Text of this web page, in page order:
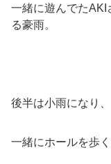
一緒に遊んでたAKI
る豪雨。
後半は小雨になり、
一緒にホールを歩